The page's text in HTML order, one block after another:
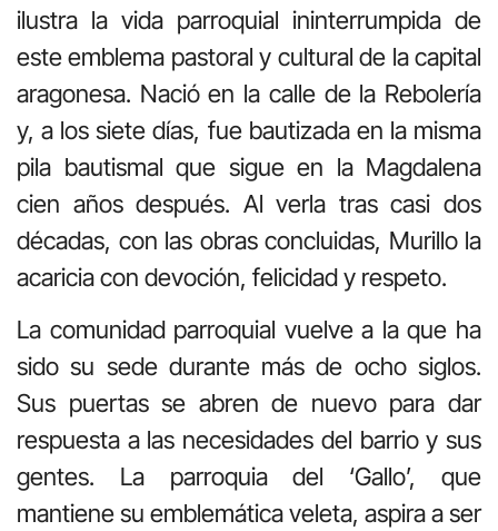
ilustra la vida parroquial ininterrumpida de
este emblema pastoral y cultural de la capital
aragonesa. Nació en la calle de la Rebolería
y, a los siete días, fue bautizada en la misma
pila bautismal que sigue en la Magdalena
cien años después. Al verla tras casi dos
décadas, con las obras concluidas, Murillo la
acaricia con devoción, felicidad y respeto.
La comunidad parroquial vuelve a la que ha
sido su sede durante más de ocho siglos.
Sus puertas se abren de nuevo para dar
respuesta a las necesidades del barrio y sus
gentes. La parroquia del ‘Gallo’, que
mantiene su emblemática veleta, aspira a ser